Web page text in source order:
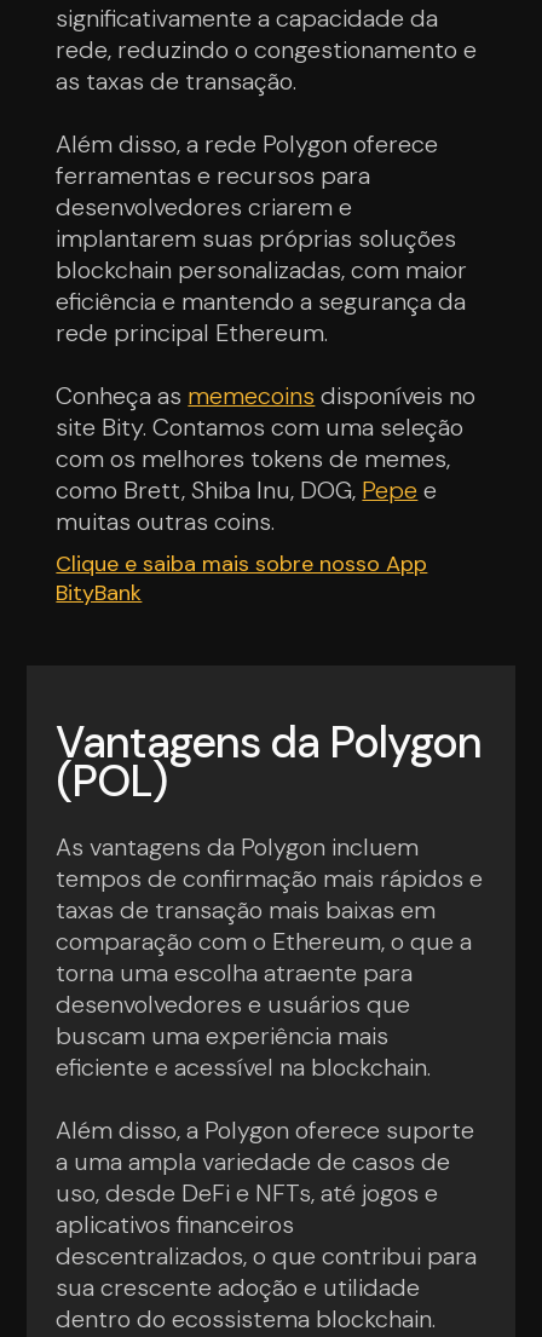
significativamente a capacidade da
rede, reduzindo o congestionamento e
as taxas de transação.
Além disso, a rede Polygon oferece
ferramentas e recursos para
desenvolvedores criarem e
implantarem suas próprias soluções
blockchain personalizadas, com maior
eficiência e mantendo a segurança da
rede principal Ethereum.
Conheça as memecoins disponíveis no
site Bity. Contamos com uma seleção
com os melhores tokens de memes,
como Brett, Shiba Inu, DOG, Pepee
muitas outras coins.
Clique e saiba mais sobre nosso App
BityBank
Vantagens da Polygon
(POL)
As vantagens da Polygon incluem
tempos de confirmação mais rápidos e
taxas de transação mais baixas em
comparação com o Ethereum, o que a
torna uma escolha atraente para
desenvolvedores e usuários que
buscam uma experiência mais
eficiente e acessível na blockchain.
Além disso, a Polygon oferece suporte
a uma ampla variedade de casos de
uso, desde DeFi e NFTs, até jogos e
aplicativos financeiros
descentralizados, o que contribui para
sua crescente adoção e utilidade
dentro do ecossistema blockchain.